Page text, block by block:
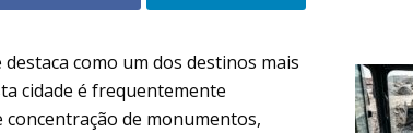
destaca como um dos destinos mais
cidade é frequentemente
de monumentos,